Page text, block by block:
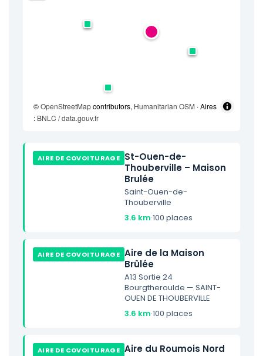
©OpenStreetMapcontributors, Humanitarian OSM · Aires
: BNLC / data.gouv.fr
AIRE DE COVOITURAGE St-Ouen-de-
Thouberville – Maison
Brulée
Saint-Ouen-de-
Thouberville
3.6 km·100 places
AIRE DE COVOITURAGE Aire de la Maison
Brûlée
A13 Sortie 24
Bourgtheroulde — SAINT-
OUEN DE THOUBERVILLE
3.6 km·100 places
AIRE DE COVOITURAGE Aire du Roumois Nord